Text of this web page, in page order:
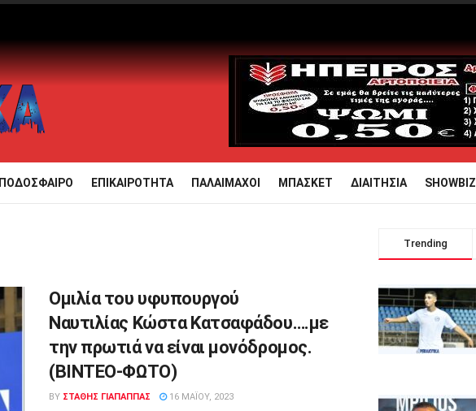
ΠΟΔΟΣΦΑΙΡΟ ΕΠΙΚΑΙΡΟΤΗΤΑ ΠΑΛΑΙΜΑΧΟΙ ΜΠΑΣΚΕΤ ΔΙΑΙΤΗΣΙΑ SHOWBIZ
Oμιλία του υφυπουργού
Ναυτιλίας Κώστα Κατσαφάδου….με
την πρωτιά να είναι μονόδρομος.
(BINTEO-ΦΩΤΟ)
BY ΣΤΑΘΗΣ ΓΊΑΠΑΠΠΑΣ 16 ΜΑΪ́ΟΥ, 2023
Trending